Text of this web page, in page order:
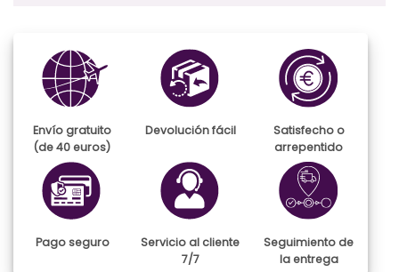
Envío gratuito
(de 40 euros)
Devolución fácil
Satisfecho o
arrepentido
Pago seguro
Servicio al cliente
7/7
Seguimiento de
la entrega